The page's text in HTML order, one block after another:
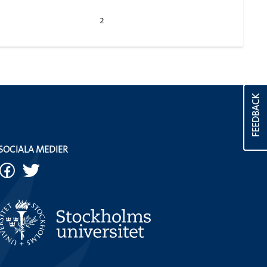
2
FEEDBACK
MEDIER